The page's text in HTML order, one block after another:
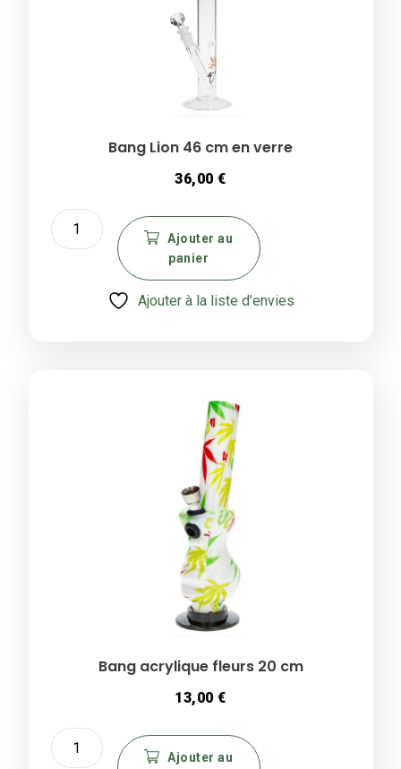
Bang Lion 46 cm en verre
36,00€
quantité
de
Ajouter au
panier
Ajouter à la liste d’envies
Bang acrylique fleurs 20 cm
13,00€
quantité
de
Ajouter au